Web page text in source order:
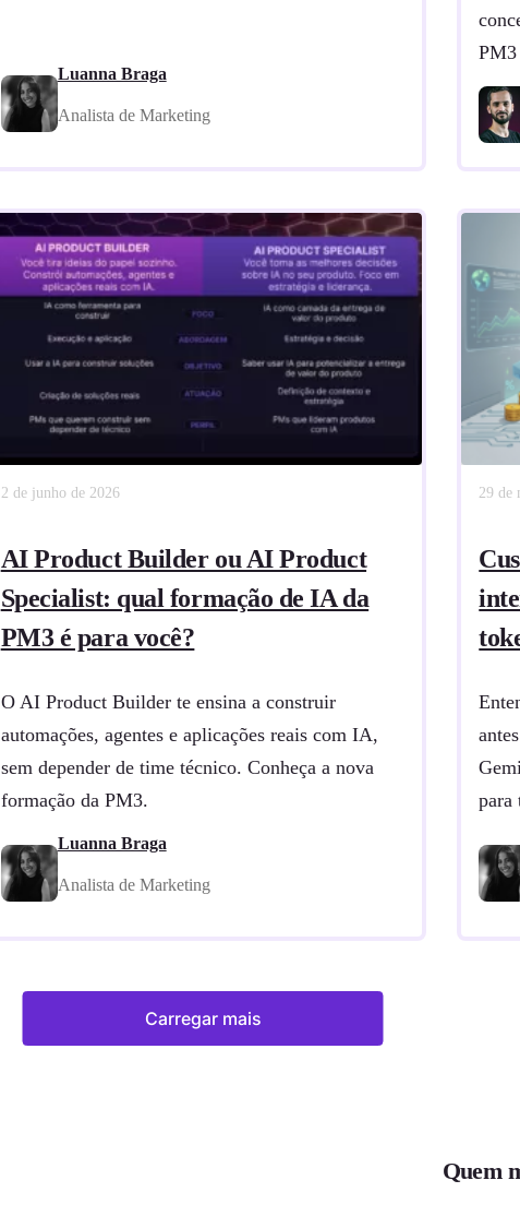
Luanna Braga
Analista de Marketing
PM3
2 de junho de 2026
AI Product Builder ou AI Product
Specialist: qual formação de IA da
PM3 é para você?
O AI Product Builder te ensina a construir
automações, agentes e aplicações reais com IA,
sem depender de time técnico. Conheça a nova
formação da PM3.
Luanna Braga
Analista de Marketing
29 de
para
Carregar mais
Quem